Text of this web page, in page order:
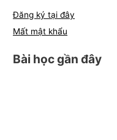
Đăng ký tại đây
Mất mật khẩu
Bài học gần đây